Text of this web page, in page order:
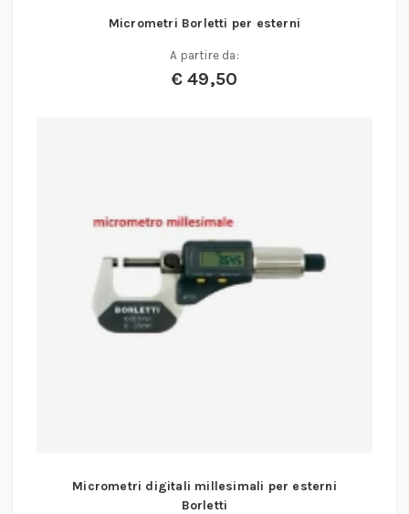
Micrometri Borletti per esterni
A partire da:
€ 49,50
Micrometri digitali millesimali per esterni
Borletti